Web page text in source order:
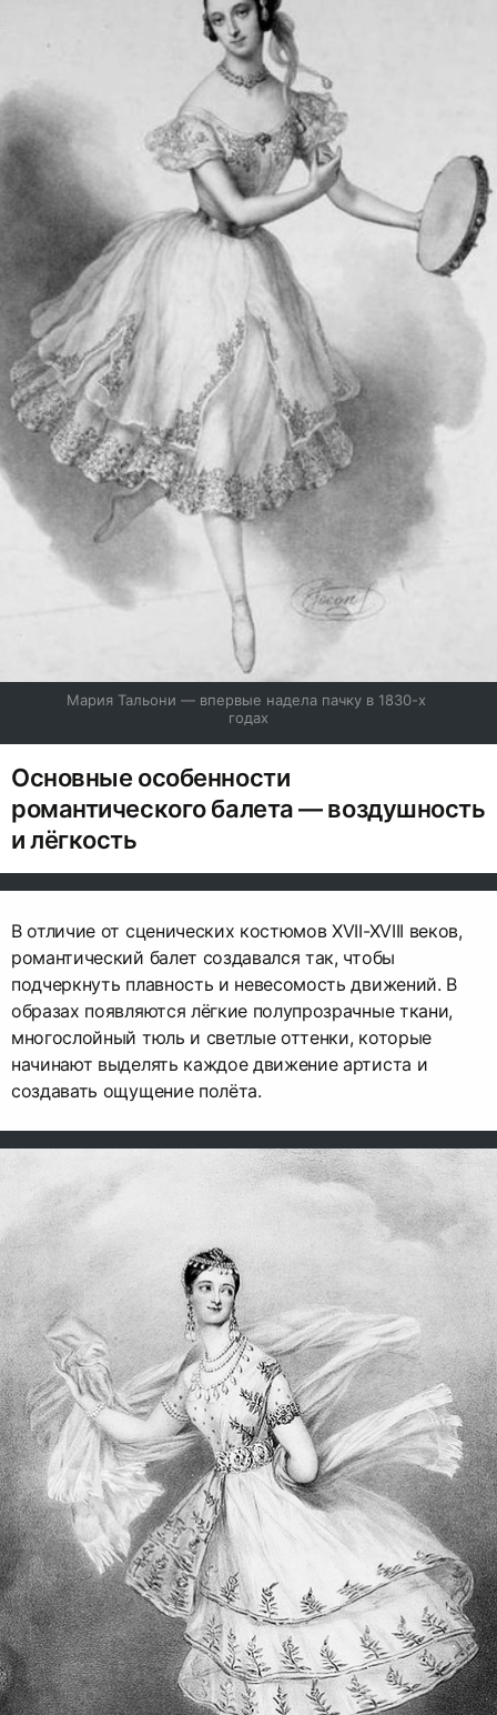
Мария Тальони — впервые надела пачку в 1830-х
годах
Основные особенности
романтического балета — воздушность
и лёгкость
В отличие от сценических костюмов XVII-XVIII веков,
романтический балет создавался так, чтобы
подчеркнуть плавность и невесомость движений. В
образах появляются лёгкие полупрозрачные ткани,
многослойный тюль и светлые оттенки, которые
начинают выделять каждое движение артиста и
создавать ощущение полёта.